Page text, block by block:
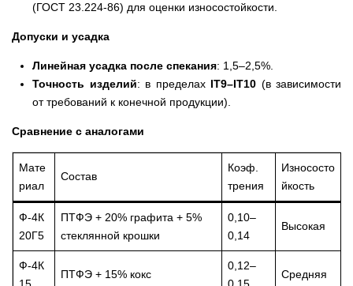
(ГОСТ 23.224-86) для оценки износостойкости.
Допуски и усадка
Линейная усадка после спекания: 1,5–2,5%.
Точность изделий: в пределах IT9–IT10 (в зависимости
от требований к конечной продукции).
Сравнение с аналогами
Мате
риал
Состав
Коэф.
трения
Износосто
йкость
Ф-4К
20Г5
ПТФЭ + 20% графита + 5%
стеклянной крошки
0,10–
0,14
Высокая
Ф-4К
ПТФЭ + 15% кокс
0,12–
Средняя